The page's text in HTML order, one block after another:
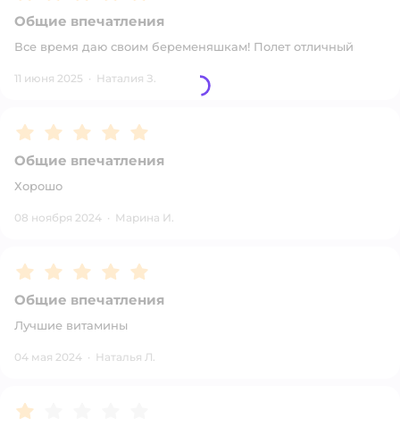
Общие впечатления
Все время даю своим беременяшкам! Полет отличный
11 июня 2025 · Наталия З.
Рейтинг:5
Общие впечатления
Хорошо
08 ноября 2024 · Марина И.
Рейтинг:5
Общие впечатления
Лучшие витамины
04 мая 2024 · Наталья Л.
Рейтинг: